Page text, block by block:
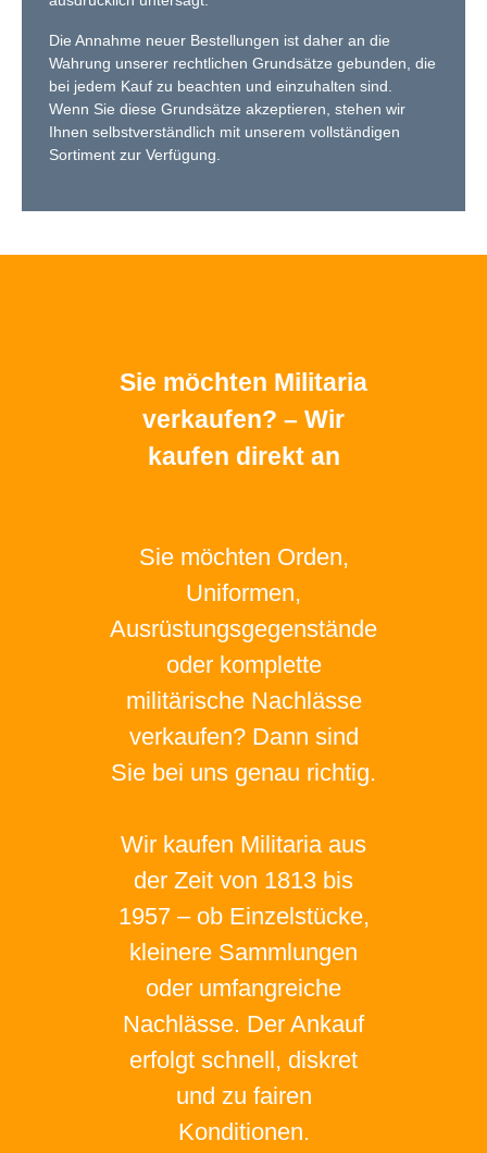
Die Annahme neuer Bestellungen ist daher an die
Wahrung unserer rechtlichen Grundsätze gebunden, die
bei jedem Kauf zu beachten und einzuhalten sind.
Wenn Sie diese Grundsätze akzeptieren, stehen wir
Ihnen selbstverständlich mit unserem vollständigen
Sortiment zur Verfügung.
Sie möchten Militaria
verkaufen? – Wir
kaufen direkt an
Sie möchten Orden,
Uniformen,
Ausrüstungsgegenstände
oder komplette
militärische Nachlässe
verkaufen? Dann sind
Sie bei uns genau richtig.
Wir kaufen Militaria aus
der Zeit von 1813 bis
1957 – ob Einzelstücke,
kleinere Sammlungen
oder umfangreiche
Nachlässe. Der Ankauf
erfolgt schnell, diskret
und zu fairen
Konditionen.